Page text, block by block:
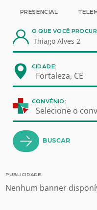
PRESENCIAL
O QUE VOCÊ
CIDADE:
Fortaleza, CE
CONVÊNIO:
Selecione o
BUSCAR
PUBLICIDADE:
Nenhum banner